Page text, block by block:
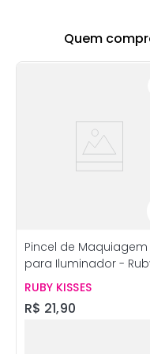
Quem
Pincel de Maquiagem
para Iluminador -
Kisses
RUBY KISSES
R$ 21,90